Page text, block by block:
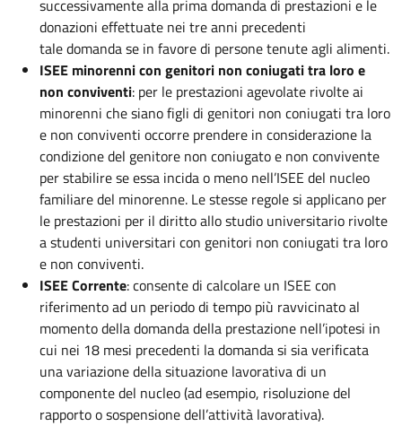
successivamente alla prima domanda di prestazioni e le
donazioni effettuate nei tre anni precedenti
tale domanda se in favore di persone tenute agli alimenti.
ISEE minorenni con genitori non coniugati tra loro e
non conviventi: per le prestazioni agevolate rivolte ai
minorenni che siano figli di genitori non coniugati tra loro
e non conviventi occorre prendere in considerazione la
condizione del genitore non coniugato e non convivente
per stabilire se essa incida o meno nell’ISEE del nucleo
familiare del minorenne. Le stesse regole si applicano per
le prestazioni per il diritto allo studio universitario rivolte
a studenti universitari con genitori non coniugati tra loro
e non conviventi.
ISEE Corrente: consente di calcolare un ISEE con
riferimento ad un periodo di tempo più ravvicinato al
momento della domanda della prestazione nell’ipotesi in
cui nei 18 mesi precedenti la domanda si sia verificata
una variazione della situazione lavorativa di un
componente del nucleo (ad esempio, risoluzione del
rapporto o sospensione dell’attività lavorativa).